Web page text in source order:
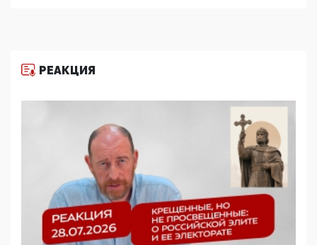
11:53, 09 Июня 2026
деятельность ИИТО ЮНЕСКО в России, но
цифроглобалисты продолжают определять
повестку в образовании
09:43, 01 Июня 2026
5G за счет здоровья граждан: Минцифры намерено
отобрать у регионов и муниципалитетов право
защищать жилые дома и социальные объекты от
05:58, 26 Мая 2026
Роскомнадзор освободили от борца с
РЕАКЦИЯ